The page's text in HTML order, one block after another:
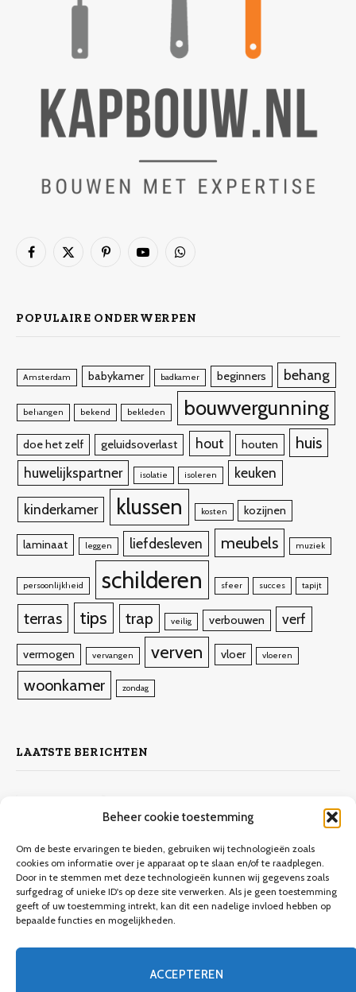
Beheer cookie toestemming
Om de beste ervaringen te bieden, gebruiken wij technologieën zoals
cookies om informatie over je apparaat op te slaan en/of te raadplegen.
Door in te stemmen met deze technologieën kunnen wij gegevens zoals
surfgedrag of unieke ID's op deze site verwerken. Als je geen toestemming
geeft of uw toestemming intrekt, kan dit een nadelige invloed hebben op
bepaalde functies en mogelijkheden.
ACCEPTEREN
Facebook
X
PinterestYouTubeWhatsApp
POPULAIRE ONDERWERPEN
Amsterdam babykamer badkamer beginners behang
behangen bekend bekleden bouwvergunning
doe het zelf geluidsoverlast hout houten huis
huwelijkspartner isolatie isoleren keuken
kinderkamer klussen kosten kozijnen
laminaat leggen liefdesleven meubels muziek
persoonlijkheid schilderen sfeer succes tapijt
terras tips trap veilig verbouwen verf
vermogen vervangen verven vloer vloeren
woonkamer zondag
LAATSTE BERICHTEN
Keuken verbouwen op een budget
9 december 2023 9.706Views
Een gids voor meubels verven